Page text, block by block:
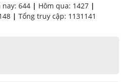
nay: 644 | Hôm qua: 1427 |
| Tổng truy cập: 1131141